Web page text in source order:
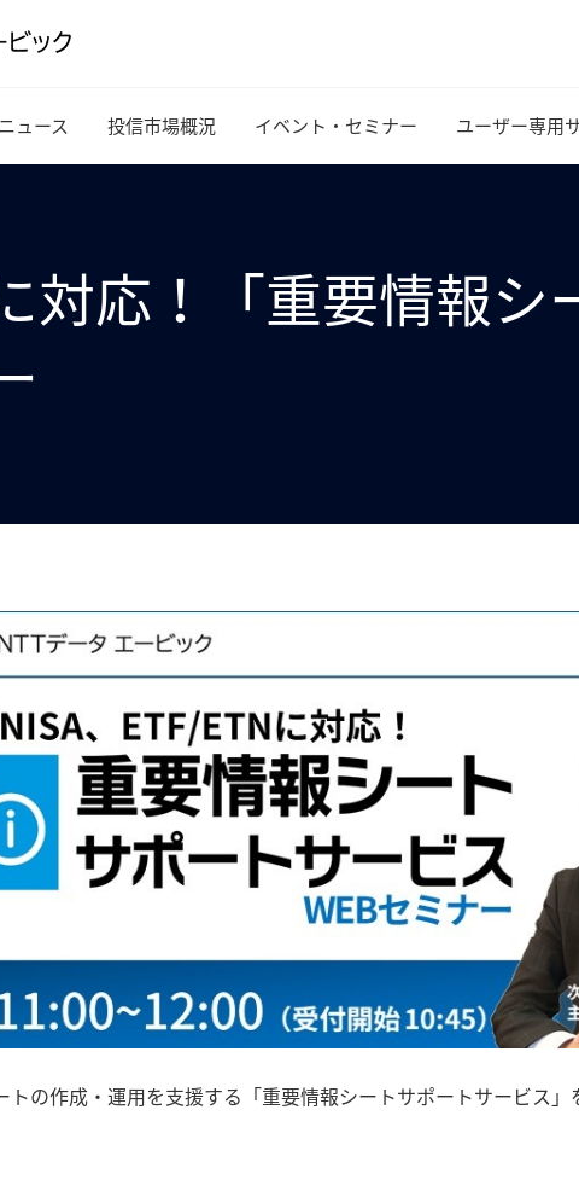
ニュース 投信市場概況 イベント・セミナー ユーザー専用
対応！「重要情報シ
の作成・運用を支援する「重要情報シートサポートサービス」